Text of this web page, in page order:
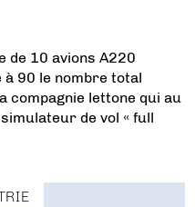
de 10 avions A220
90 le nombre total
compagnie lettone qui au
de vol « full